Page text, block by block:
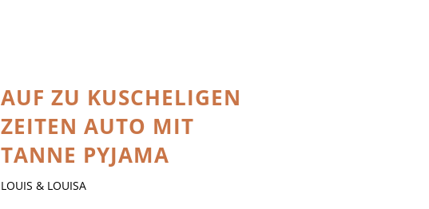
AUF ZU KUSCHELIGEN
ZEITEN AUTO MIT
TANNE PYJAMA
LOUIS & LOUISA